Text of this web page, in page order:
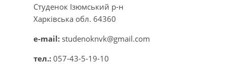
Студенок Ізюмський р-н
Харківська обл. 64360
e-mail: studenoknvk@gmail.com
тел.: 057-43-5-19-10